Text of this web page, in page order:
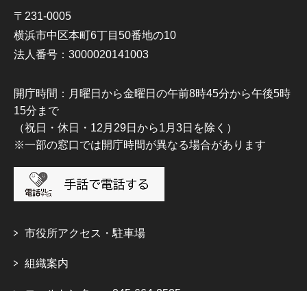
〒231-0005
横浜市中区本町6丁目50番地の10
法人番号：3000020141003
開庁時間：月曜日から金曜日の午前8時45分から午後5時
15分まで
（祝日・休日・12月29日から1月3日を除く）
※一部の窓口では開庁時間が異なる場合があります
市役所アクセス・駐車場
組織案内